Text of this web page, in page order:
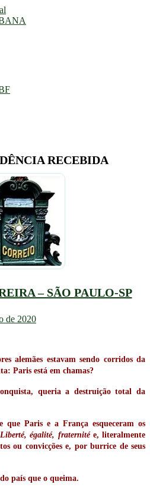
FUBANA
RECEBIDA
– SÃO PAULO-SP
de 2020
alemães estavam sendo corridos da
Paris está em chamas?
queria a destruição total da
que Paris e a França esqueceram os
Liberté, égalité, fraternitée, literalmente
ou convicções e, por burrice de seus
país que o queima.